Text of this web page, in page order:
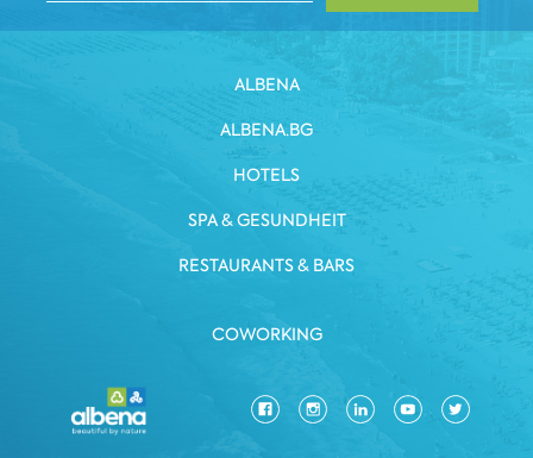
ALBENA
ALBENA.BG
HOTELS
SPA & GESUNDHEIT
RESTAURANTS & BARS
COWORKING